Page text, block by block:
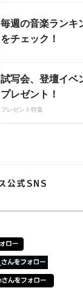
毎週の音楽ランキ
をチェック！
試写会、登壇イベ
プレゼント！
プレゼント特集